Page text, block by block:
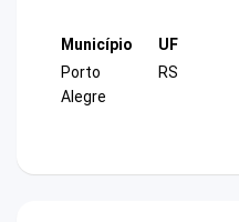
Município
Porto
Alegre
UF
RS